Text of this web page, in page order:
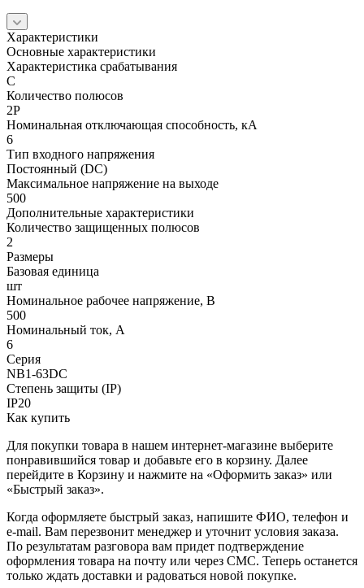
Характеристики
Основные характеристики
Характеристика срабатывания
C
Количество полюсов
2P
Номинальная отключающая способность, кА
6
Тип входного напряжения
Постоянный (DC)
Максимальное напряжение на выходе
500
Дополнительные характеристики
Количество защищенных полюсов
2
Размеры
Базовая единица
шт
Номинальное рабочее напряжение, В
500
Номинальный ток, А
6
Серия
NB1-63DC
Степень защиты (IP)
IP20
Как купить
Для покупки товара в нашем интернет-магазине выберите
понравившийся товар и добавьте его в корзину. Далее
перейдите в Корзину и нажмите на «Оформить заказ» или
«Быстрый заказ».
Когда оформляете быстрый заказ, напишите ФИО, телефон и
e-mail. Вам перезвонит менеджер и уточнит условия заказа.
По результатам разговора вам придет подтверждение
оформления товара на почту или через СМС. Теперь останется
только ждать доставки и радоваться новой покупке.